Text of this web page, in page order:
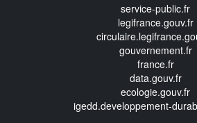
service-public.fr
legifrance.gouv.fr
gouvernement.fr
france.fr
data.gouv.fr
ecologie.gouv.fr
igedd.developpement-